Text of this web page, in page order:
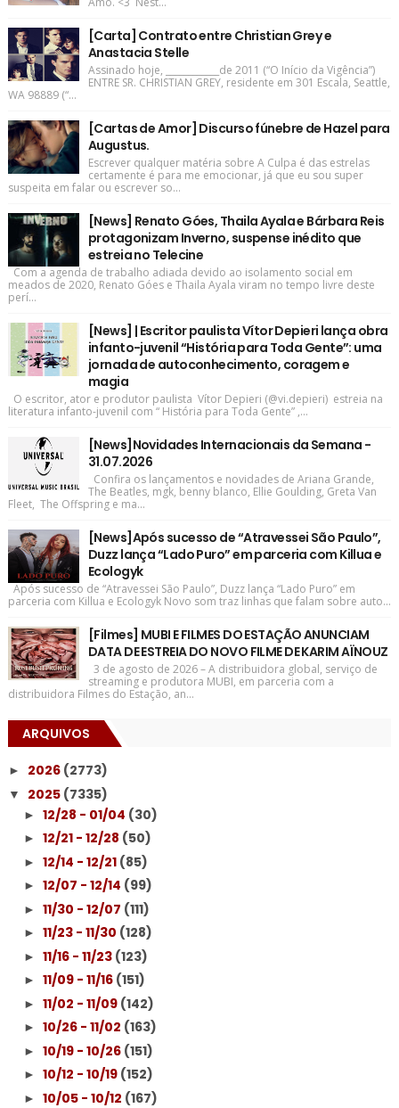
[Carta] Contrato entre Christian Grey e
Anastacia Stelle
Assinado hoje, ____________de 2011 (“O Início da Vigência”)
ENTRE SR. CHRISTIAN GREY, residente em 301 Escala, Seattle,
WA 98889 (“...
[Cartas de Amor] Discurso fúnebre de Hazel para
Augustus.
Escrever qualquer matéria sobre A Culpa é das estrelas
certamente é para me emocionar, já que eu sou super
suspeita em falar ou escrever so...
[News] Renato Góes, Thaila Ayala e Bárbara Reis
protagonizam Inverno, suspense inédito que
estreia no Telecine
Com a agenda de trabalho adiada devido ao isolamento social em
meados de 2020, Renato Góes e Thaila Ayala viram no tempo livre deste
perí...
[News] | Escritor paulista Vítor Depieri lança obra
infanto-juvenil “História para Toda Gente”: uma
jornada de autoconhecimento, coragem e
magia
O escritor, ator e produtor paulista Vítor Depieri (@vi.depieri) estreia na
literatura infanto-juvenil com “ História para Toda Gente” ,...
[News]Novidades Internacionais da Semana -
31.07.2026
Confira os lançamentos e novidades de Ariana Grande,
The Beatles, mgk, benny blanco, Ellie Goulding, Greta Van
Fleet, The Offspring e ma...
[News]Após sucesso de “Atravessei São Paulo”,
Duzz lança “Lado Puro” em parceria com Killua e
Ecologyk
Após sucesso de “Atravessei São Paulo”, Duzz lança “Lado Puro” em
parceria com Killua e Ecologyk Novo som traz linhas que falam sobre auto...
[Filmes] MUBI E FILMES DO ESTAÇÃO ANUNCIAM
DATA DE ESTREIA DO NOVO FILME DE KARIM AÏNOUZ
3 de agosto de 2026 – A distribuidora global, serviço de
streaming e produtora MUBI, em parceria com a
distribuidora Filmes do Estação, an...
ARQUIVOS
► 2026 (2773)
▼ 2025 (7335)
► 12/28 - 01/04 (30)
► 12/21 - 12/28 (50)
► 12/14 - 12/21 (85)
► 12/07 - 12/14 (99)
► 11/30 - 12/07 (111)
► 11/23 - 11/30 (128)
► 11/16 - 11/23 (123)
► 11/09 - 11/16 (151)
► 11/02 - 11/09 (142)
► 10/26 - 11/02 (163)
► 10/19 - 10/26 (151)
► 10/12 - 10/19 (152)
► 10/05 - 10/12 (167)